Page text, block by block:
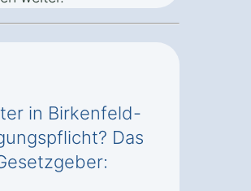
in Birkenfeld-
Das